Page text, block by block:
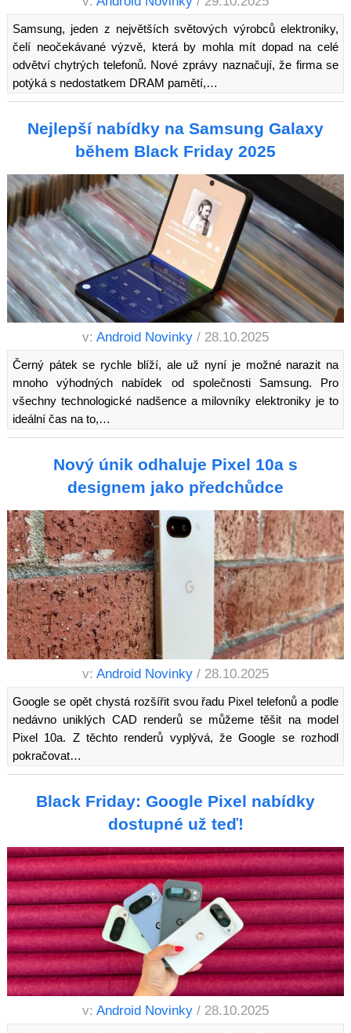
Samsung, jeden z největších světových výrobců elektroniky,
čelí neočekávané výzvě, která by mohla mít dopad na celé
odvětví chytrých telefonů. Nové zprávy naznačují, že firma se
potýká s nedostatkem DRAM pamětí,…
Nejlepší nabídky na Samsung Galaxy
během Black Friday 2025
v: Android Novinky / 28.10.2025
Černý pátek se rychle blíží, ale už nyní je možné narazit na
mnoho výhodných nabídek od společnosti Samsung. Pro
všechny technologické nadšence a milovníky elektroniky je to
ideální čas na to,…
Nový únik odhaluje Pixel 10a s
designem jako předchůdce
v: Android Novinky / 28.10.2025
Google se opět chystá rozšířit svou řadu Pixel telefonů a podle
nedávno uniklých CAD renderů se můžeme těšit na model
Pixel 10a. Z těchto renderů vyplývá, že Google se rozhodl
pokračovat…
Black Friday: Google Pixel nabídky
dostupné už teď!
v: Android Novinky / 28.10.2025